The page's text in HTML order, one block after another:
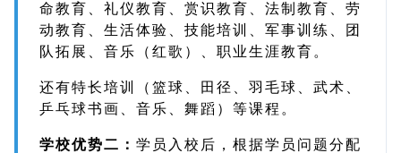
命教育、礼仪教育、赏识教育、法制教育、劳
动教育、生活体验、技能培训、军事训练、团
队拓展、音乐（红歌）、职业生涯教育。
还有特长培训（篮球、田径、羽毛球、武术、
乒乓球书画、音乐、舞蹈）等课程。
学校优势二： 学员入校后，根据学员问题分配